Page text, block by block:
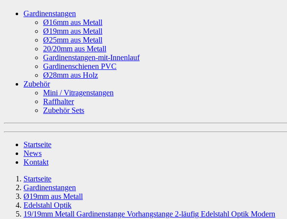
Gardinenstangen
Ø16mm aus Metall
Ø19mm aus Metall
Ø25mm aus Metall
20/20mm aus Metall
Gardinenstangen-mit-Innenlauf
Gardinenschienen PVC
Ø28mm aus Holz
Zubehör
Mini / Vitragenstangen
Raffhalter
Zubehör Sets
Startseite
News
Kontakt
Startseite
Gardinenstangen
Ø19mm aus Metall
Edelstahl Optik
19/19mm Metall Gardinenstange Vorhangstange 2-läufig Edelstahl Optik Modern